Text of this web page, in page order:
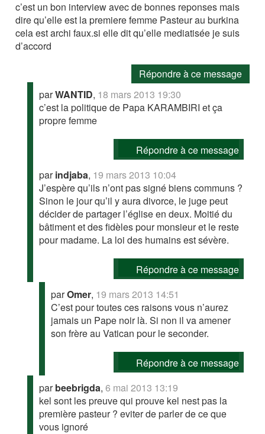
c’est un bon interview avec de bonnes reponses mais
dire qu’elle est la premiere femme Pasteur au burkina
cela est archi faux.si elle dit qu’elle mediatisée je suis
d’accord
Répondre à ce message
parWANTID, 18 mars 2013 19:30
c’est la politique de Papa KARAMBIRI et ça
propre femme
Répondre à ce message
parindjaba, 19 mars 2013 10:04
J’espère qu’ils n’ont pas signé biens communs ?
Sinon le jour qu’il y aura divorce, le juge peut
décider de partager l’église en deux. Moitié du
bâtiment et des fidèles pour monsieur et le reste
pour madame. La loi des humains est sévère.
Répondre à ce message
parOmer, 19 mars 2013 14:51
C’est pour toutes ces raisons vous n’aurez
jamais un Pape noir là. Si non il va amener
son frère au Vatican pour le seconder.
Répondre à ce message
parbeebrigda,6 mai 2013 13:19
kel sont les preuve qui prouve kel nest pas la
première pasteur ? eviter de parler de ce que
vous ignoré